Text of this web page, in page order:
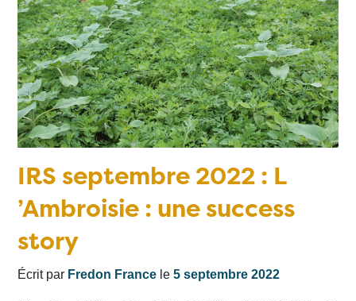
IRS septembre 2022 : L
’Ambroisie : une success
story
Écrit par Fredon Francele 5 septembre 2022